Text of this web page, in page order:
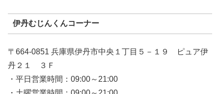
伊丹むじんくんコーナー
〒664-0851 兵庫県伊丹市中央１丁目５－１９ ピュア伊
丹２１ ３Ｆ
・平日営業時間：09:00～21:00